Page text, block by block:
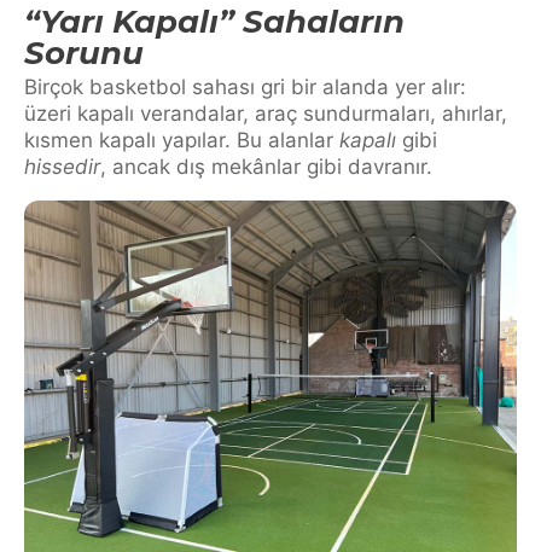
“Yarı Kapalı” Sahaların
Sorunu
Birçok basketbol sahası gri bir alanda yer alır:
üzeri kapalı verandalar, araç sundurmaları, ahırlar,
kısmen kapalı yapılar. Bu alanlar kapalı gibi
hissedir, ancak dış mekânlar gibi davranır.